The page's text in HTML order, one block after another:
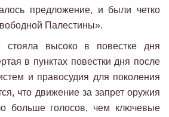
предложение, и были четко
Палестины».
стояла высоко в повестке дня
в пунктах повестки дня после
и правосудия для поколения
что движение за запрет оружия
больше голосов, чем ключевые